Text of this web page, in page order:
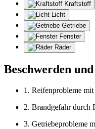
Kraftstoff
Licht
Getriebe
Fenster
Räder
Beschwerden
1. Reifenprobleme
2. Brandgefahr durch
3. Getriebeprobleme